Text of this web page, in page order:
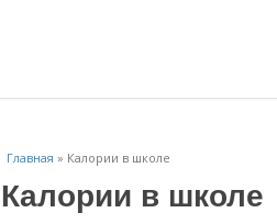
Главная » Калории в школе
Калории в школе